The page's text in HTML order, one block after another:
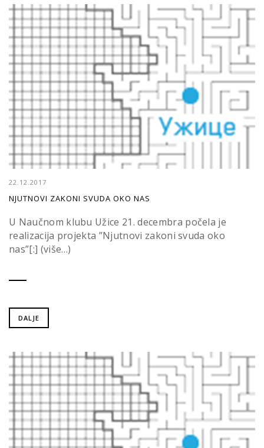
22.12.2017
NJUTNOVI ZAKONI SVUDA OKO NAS
U Naučnom klubu Užice 21. decembra počela je
realizacija projekta ”Njutnovi zakoni svuda oko
nas”[:] (više…)
DALJE